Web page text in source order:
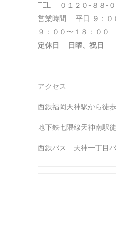
TEL ０１２０-８８-０
営業時間 平日 ９：０
９：００〜１８：００
定休日 日曜、祝日
アクセス
西鉄福岡天神駅から徒
地下鉄七隈線天神南駅
西鉄バス 天神一丁目